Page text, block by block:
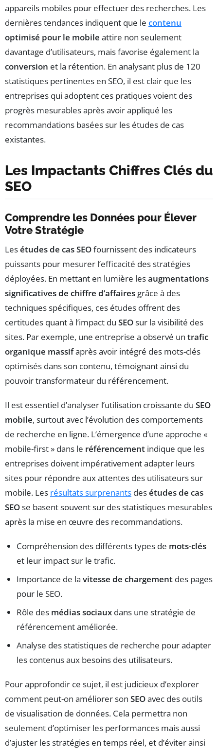
appareils mobiles pour effectuer des recherches. Les
dernières tendances indiquent que le contenu
optimisé pour le mobile attire non seulement
davantage d’utilisateurs, mais favorise également la
conversion et la rétention. En analysant plus de 120
statistiques pertinentes en SEO, il est clair que les
entreprises qui adoptent ces pratiques voient des
progrès mesurables après avoir appliqué les
recommandations basées sur les études de cas
existantes.
Les Impactants Chiffres Clés du
SEO
Comprendre les Données pour Élever
Votre Stratégie
Lesétudes de cas SEOfournissent des indicateurs
puissants pour mesurer l’efficacité des stratégies
déployées. En mettant en lumière lesaugmentations
significatives de chiffre d’affaires grâce à des
techniques spécifiques, ces études offrent des
certitudes quant à l’impact du SEOsur la visibilité des
sites. Par exemple, une entreprise a observé un trafic
organique massifaprès avoir intégré des mots-clés
optimisés dans son contenu, témoignant ainsi du
pouvoir transformateur du référencement.
Il est essentiel d’analyser l’utilisation croissante du SEO
mobile, surtout avec l’évolution des comportements
de recherche en ligne. L’émergence d’une approche «
mobile-first » dans le référencement indique que les
entreprises doivent impérativement adapter leurs
sites pour répondre aux attentes des utilisateurs sur
mobile. Les résultats surprenants desétudes de cas
SEOse basent souvent sur des statistiques mesurables
après la mise en œuvre des recommandations.
Compréhension des différents types de mots-clés
et leur impact sur le trafic.
Importance de la vitesse de chargement des pages
pour le SEO.
Rôle des médias sociaux dans une stratégie de
référencement améliorée.
Analyse des statistiques de recherche pour adapter
les contenus aux besoins des utilisateurs.
Pour approfondir ce sujet, il est judicieux d’explorer
comment peut-on améliorer son SEOavec des outils
de visualisation de données. Cela permettra non
seulement d’optimiser les performances mais aussi
d’ajuster les stratégies en temps réel, et d’éviter ainsi